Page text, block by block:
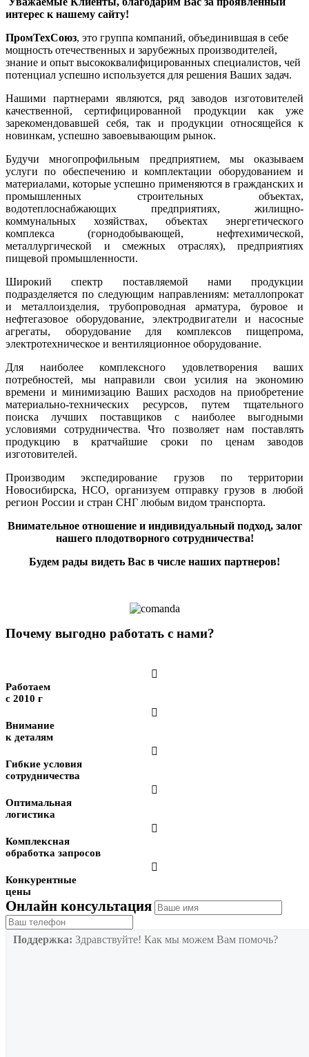
интерес к нашему сайту!
ПромТехСоюз, это группа компаний, объединившая в себе
мощность отечественных и зарубежных производителей,
знание и опыт высококвалифицированных специалистов, чей
потенциал успешно используется для решения Ваших задач.
Нашими партнерами являются, ряд заводов изготовителей
качественной, сертифицированной продукции как уже
зарекомендовавшей себя, так и продукции относящейся к
новинкам, успешно завоевывающим рынок.
Будучи многопрофильным предприятием, мы оказываем
услуги по обеспечению и комплектации оборудованием и
материалами, которые успешно применяются в гражданских и
промышленных строительных объектах,
водотеплоснабжающих предприятиях, жилищно-
коммунальных хозяйствах, объектах энергетического
комплекса (горнодобывающей, нефтехимической,
металлургической и смежных отраслях), предприятиях
пищевой промышленности.
Широкий спектр поставляемой нами продукции
подразделяется по следующим направлениям: металлопрокат
и металлоизделия, трубопроводная арматура, буровое и
нефтегазовое оборудование, электродвигатели и насосные
агрегаты, оборудование для комплексов пищепрома,
электротехническое и вентиляционное оборудование.
Для наиболее комплексного удовлетворения ваших
потребностей, мы направили свои усилия на экономию
времени и минимизацию Ваших расходов на приобретение
материально-технических ресурсов, путем тщательного
поиска лучших поставщиков с наиболее выгодными
условиями сотрудничества. Что позволяет нам поставлять
продукцию в кратчайшие сроки по ценам заводов
изготовителей.
Производим экспедирование грузов по территории
Новосибирска, НСО, организуем отправку грузов в любой
регион России и стран СНГ любым видом транспорта.
Внимательное отношение и индивидуальный подход, залог
нашего плодотворного сотрудничества!
Будем рады видеть Вас в числе наших партнеров!
Почему выгодно работать с нами?

Работаем
с 2010 г

Внимание
к деталям

Гибкие условия
сотрудничества

Оптимальная
логистика

Комплексная
обработка запросов

Конкурентные
цены
Онлайн консультация
Поддержка: Здравствуйте! Как мы можем Вам помочь?